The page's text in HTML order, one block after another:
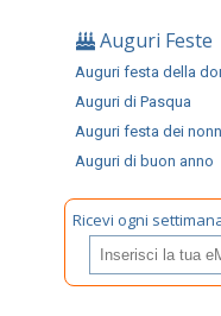
Auguri Feste
Auguri festa della
Auguri di Pasqua
Auguri festa dei
Auguri di buon anno
Ricevi ogni